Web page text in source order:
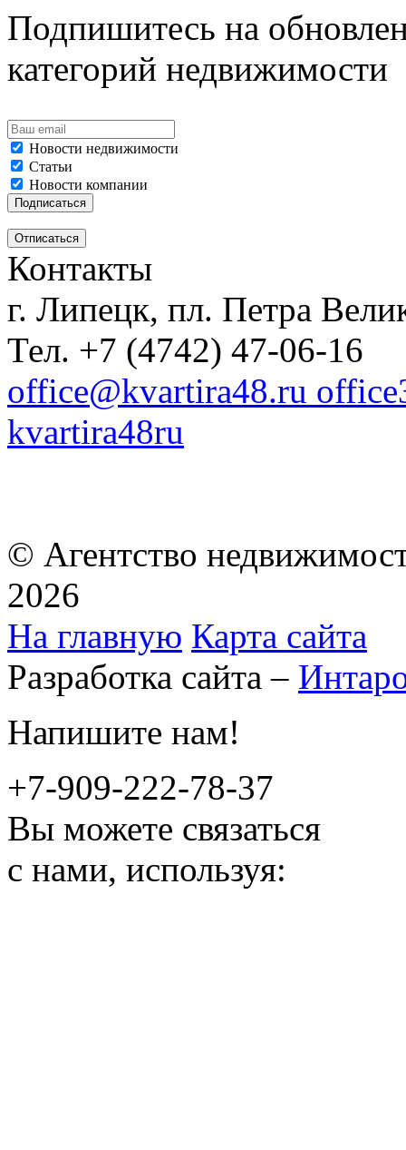
Подпишитесь на
категорий недвижимости
Новости недвижимости
Статьи
Новости компании
Контакты
г. Липецк, пл. Петра
Тел. +7 (4742) 47-06-16
office@kvartira48.ru
kvartira48ru
© Агентство
2026
На главную Карта сайта
Разработка сайта –
Напишите нам!
+7-909-222-78-37
Вы можете связаться
с нами, используя: